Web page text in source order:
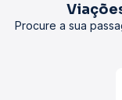
Procure a sua